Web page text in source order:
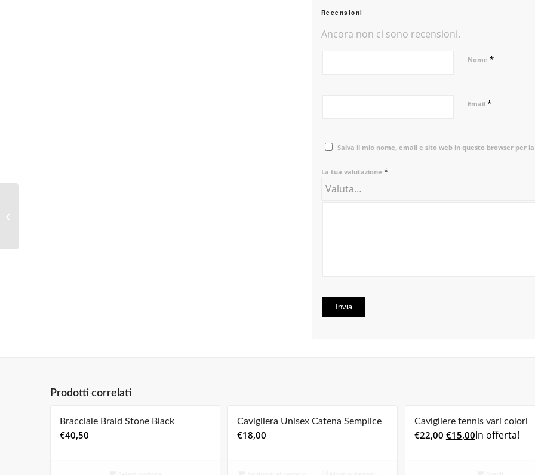
Recensioni
Ancora non ci sono recensioni.
Nome *
Email *
Salva il mio nome, email e sito web in questo browser per
La tua valutazione *
Prodotti correlati
Bracciale Braid Stone Black
€40,50
Cavigliera Unisex Catena Semplice
€18,00
Cavigliere tennis vari colori
€22,00 Il
€15,00Il
In offerta!